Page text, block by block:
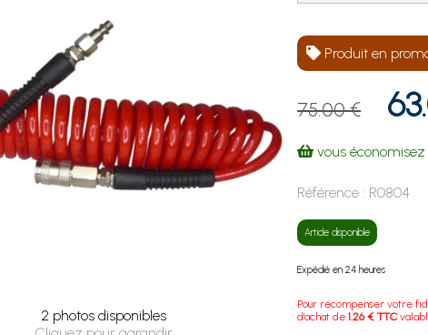
2 photos disponibles
Produit en
75.00 €
vous économisez
Référence : R0804
Article disponible
Expédié en 24 heures
Pour récompenser votre
d'achat de1.26 € TTC